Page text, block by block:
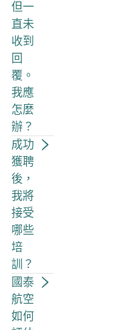
但一
直未
收到
回
覆。
我應
怎麼
辦？
成功
獲聘
後，
我將
接受
哪些
培
訓？
國泰
航空
如何